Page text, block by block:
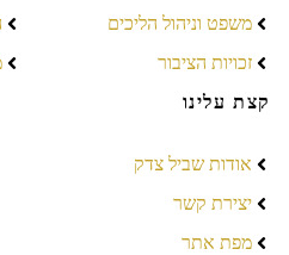
משפט וניהול הליכים
זכויות הציבור
קצת עלינו
אודות שביל צדק
יצירת קשר
מפת אתר